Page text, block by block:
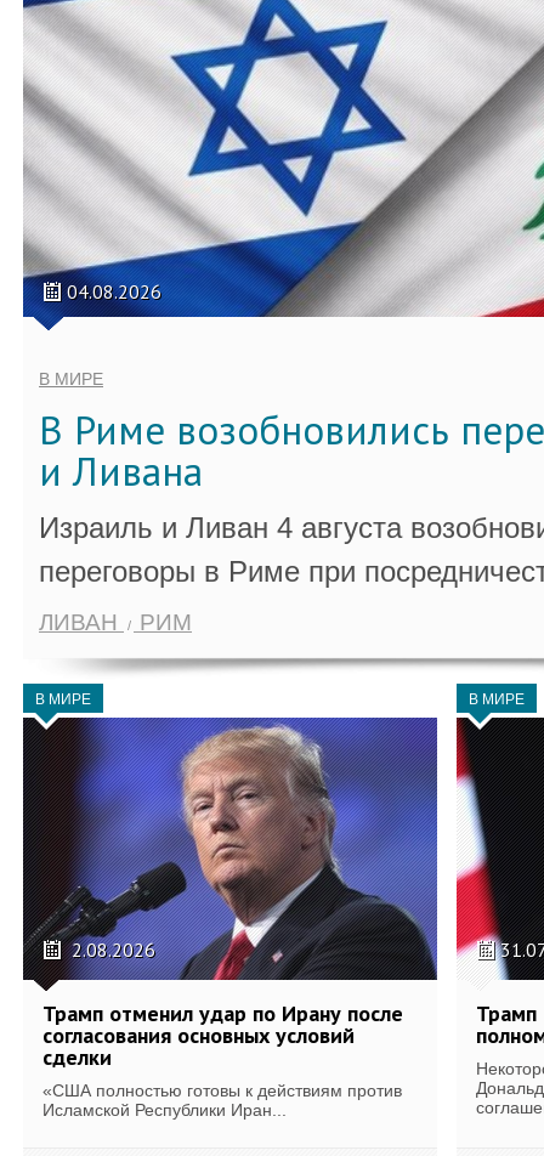
04.08.2026
В МИРЕ
В Риме возобновились
и Ливана
Израиль и Ливан 4 августа
переговоры в Риме при
ЛИВАН РИМ
В МИРЕ
2.08.2026
Трамп отменил удар по Ирану после
согласования основных условий
сделки
«США полностью готовы к действиям против
Исламской Республики Иран...
В МИРЕ
Трамп